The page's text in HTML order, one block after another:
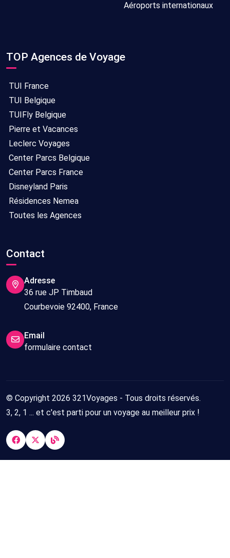
Aéroports internationaux
TOP Agences de Voyage
TUI France
TUI Belgique
TUIFly Belgique
Pierre et Vacances
Leclerc Voyages
Center Parcs Belgique
Center Parcs France
Disneyland Paris
Résidences Nemea
Toutes les Agences
Contact
Adresse
36 rue JP Timbaud
Courbevoie 92400, France
Email
formulaire contact
© Copyright 2026 321Voyages - Tous droits réservés.
3, 2, 1 ... et c'est parti pour un voyage au meilleur prix !